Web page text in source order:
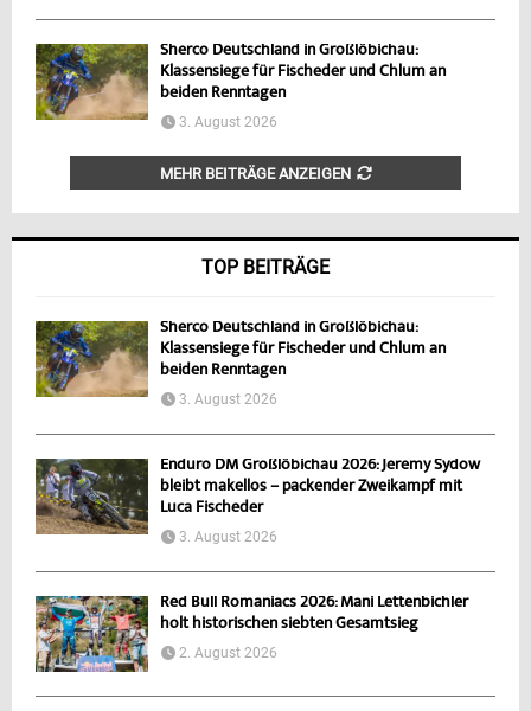
Sherco Deutschland in Großlöbichau:
Klassensiege für Fischeder und Chlum an
beiden Renntagen
3. August 2026
MEHR BEITRÄGE ANZEIGEN
TOP BEITRÄGE
Sherco Deutschland in Großlöbichau:
Klassensiege für Fischeder und Chlum an
beiden Renntagen
3. August 2026
Enduro DM Großlöbichau 2026: Jeremy Sydow
bleibt makellos – packender Zweikampf mit
Luca Fischeder
3. August 2026
Red Bull Romaniacs 2026: Mani Lettenbichler
holt historischen siebten Gesamtsieg
2. August 2026